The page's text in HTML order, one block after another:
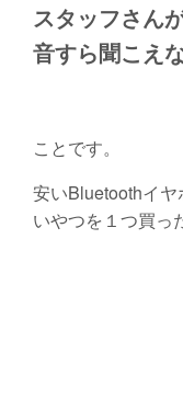
スタッフさん
音すら聞こえ
ことです。
安いBluetoothイ
いやつを１つ買っ